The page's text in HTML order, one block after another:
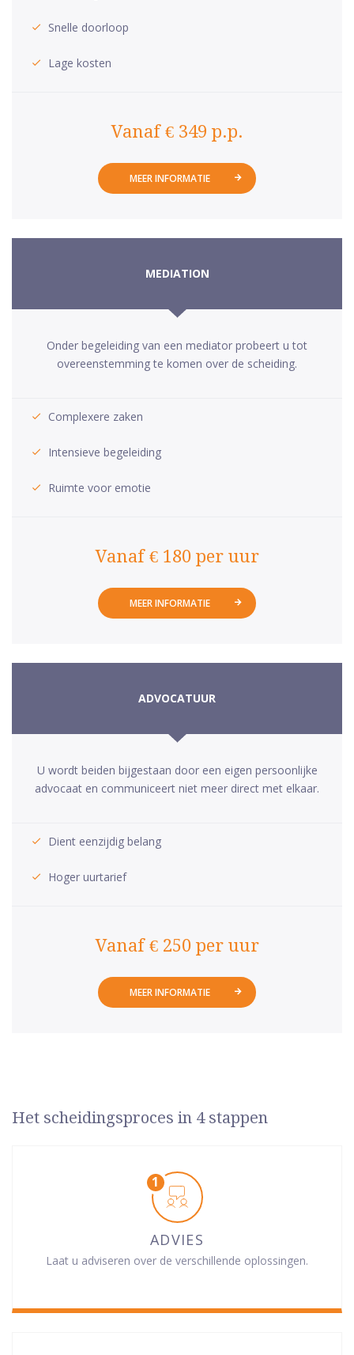
Snelle doorloop
Lage kosten
Vanaf € 349 p.p.
MEER INFORMATIE
MEDIATION
Onder begeleiding van een mediator probeert u tot
overeenstemming te komen over de scheiding.
Complexere zaken
Intensieve begeleiding
Ruimte voor emotie
Vanaf € 180 per uur
MEER INFORMATIE
ADVOCATUUR
U wordt beiden bijgestaan door een eigen persoonlijke
advocaat en communiceert niet meer direct met elkaar.
Dient eenzijdig belang
Hoger uurtarief
Vanaf € 250 per uur
MEER INFORMATIE
Het scheidingsproces in 4 stappen
ADVIES
Laat u adviseren over de verschillende oplossingen.